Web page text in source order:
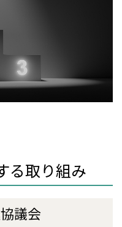
る取り組み
議会